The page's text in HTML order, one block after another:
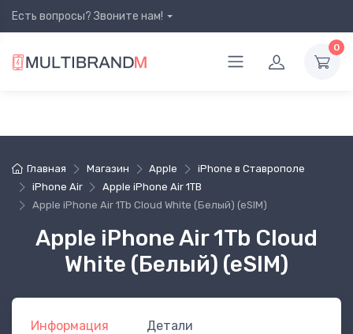
Есть вопросы? Звоните нам!
0
Главная Магазин Apple
iPhone в Ставрополе
iPhone Air
Apple iPhone Air 1TB
Apple iPhone Air 1Tb Cloud White (Белый) (eSIM)
Apple iPhone Air 1Tb Cloud
White (Белый) (eSIM)
Информация Детали